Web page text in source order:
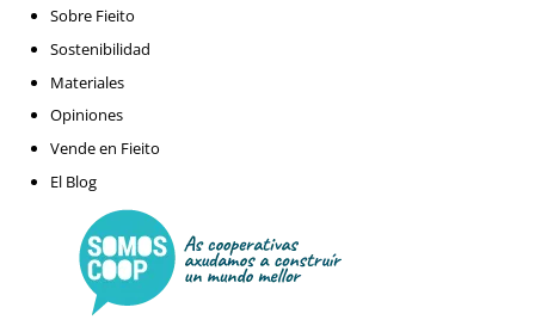
Sobre Fieito
Sostenibilidad
Materiales
Opiniones
Vende en Fieito
El Blog